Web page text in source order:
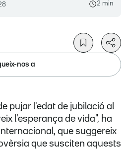
2 min
nos a
pujar l'edat de jubilació al
l'esperança de vida", ha
que suggereix
que susciten aquests